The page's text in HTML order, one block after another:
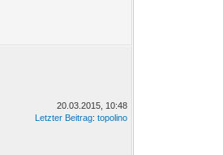
20.03.2015, 10:48
Letzter Beitrag:topolino